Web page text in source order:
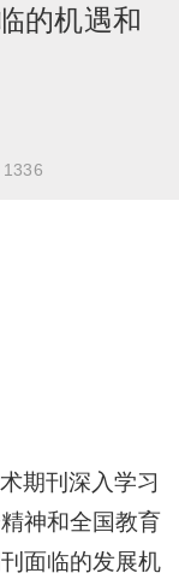
的机遇和
1336
期刊深入学习
神和全国教育
面临的发展机